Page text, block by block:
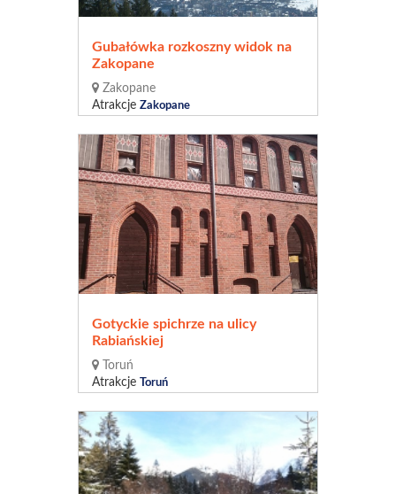
Gubałówka rozkoszny widok na
Zakopane
Zakopane
Atrakcje Zakopane
Gotyckie spichrze na ulicy
Rabiańskiej
Toruń
Atrakcje
Toruń